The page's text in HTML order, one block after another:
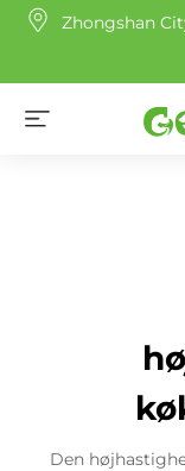
Zhongshan
Den